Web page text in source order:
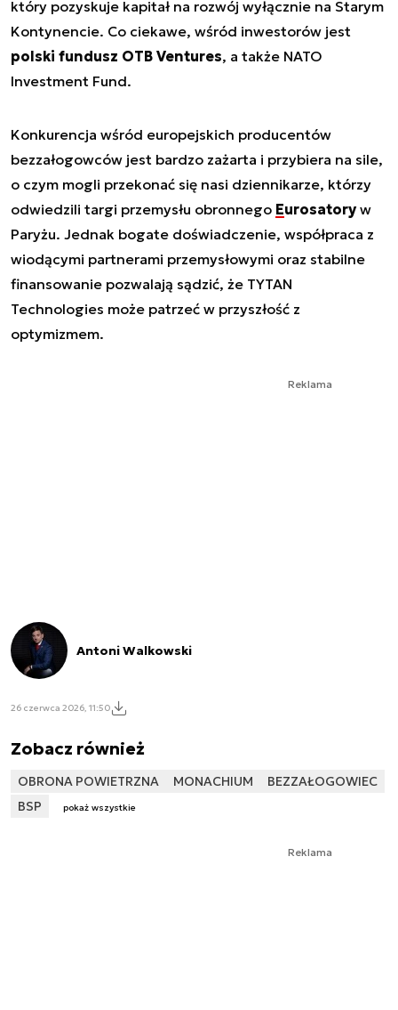
który pozyskuje kapitał na rozwój wyłącznie na Starym
Kontynencie. Co ciekawe, wśród inwestorów jest
polski fundusz OTB Ventures, a także NATO
Investment Fund.
Konkurencja wśród europejskich producentów
bezzałogowców jest bardzo zażarta i przybiera na sile,
o czym mogli przekonać się nasi dziennikarze, którzy
odwiedzili targi przemysłu obronnego Eurosatoryw
Paryżu. Jednak bogate doświadczenie, współpraca z
wiodącymi partnerami przemysłowymi oraz stabilne
finansowanie pozwalają sądzić, że TYTAN
Technologies może patrzeć w przyszłość z
optymizmem.
Reklama
Antoni Walkowski
26 czerwca 2026, 11:50
Zobacz również
OBRONA POWIETRZNA MONACHIUM
BEZZAŁOGOWIEC
BSP
pokaż wszystkie
Reklama